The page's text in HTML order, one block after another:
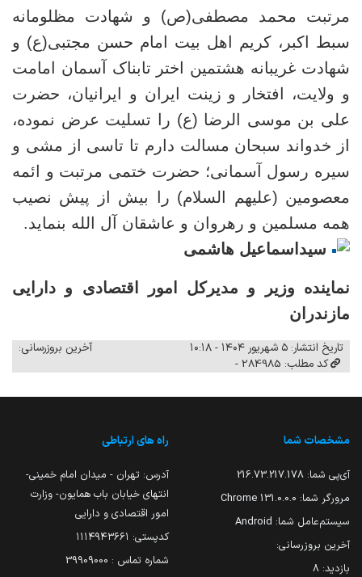
مرتبت محمد مصطفی(ص) و شهادت مظلومانه
سبط اکبر، کریم اهل بیت امام حسن مجتبی(ع) و
شهادت غریبانه هشتمین اختر تابناک آسمان امامت
و ولایت، افتخار و زینت ایران و ایرانیان، حضرت
علی بن موسی الرضا (ع) را تسلیت عرض نموده،
از خدواند سبحان مسالت دارم تا تاسی از مشی و
سیره رسول آسمانی؛ حضرت ختمی مرتبت و ائمه
معصومین (علیهم السلام) را بیش از پیش نصیب
همه مسلمین و رهروان و عاشقان آل الله بنماید.
سیداسماعیل هاشمی
نماینده وزیر و مدیرکل امور اقتصادی و دارایی
مازندران
تاریخ انتشار: ۵ شهریور ۱۴۰۴ - ۱۰:۱۸
آخرین بروزرسانی:
کد مطلب: 284985 -
مشخصات شما
آی‌پی شما: 216.73.217.178
مرورگر شما: 131.0.0.0 Chrome
سیستم‌عامل شما: Android
آخرین بروزرسانی:
بازدید: 8
راه های ارتباطی
آدرس: تهران - میدان امام خمینی-
انتهای خیابان باب همایون- وزارت
امور اقتصادی و دارایی
کدپستی: ۱۱۱۴۹۴۳۶۶۱
شماره تماس : 39909000